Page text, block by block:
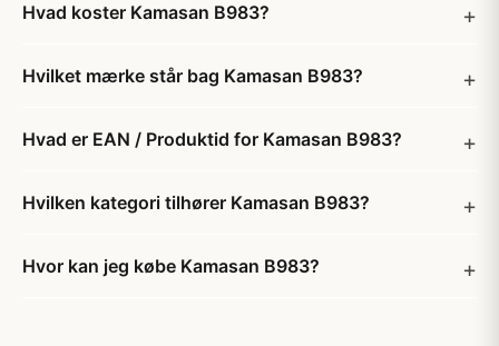
Hvad koster Kamasan B983?
Hvilket mærke står bag Kamasan B983?
Hvad er EAN / Produktid for Kamasan B983?
Hvilken kategori tilhører Kamasan B983?
Hvor kan jeg købe Kamasan B983?